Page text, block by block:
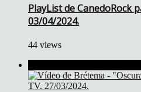
PlayList de CanedoRock
03/04/2024.
44 views